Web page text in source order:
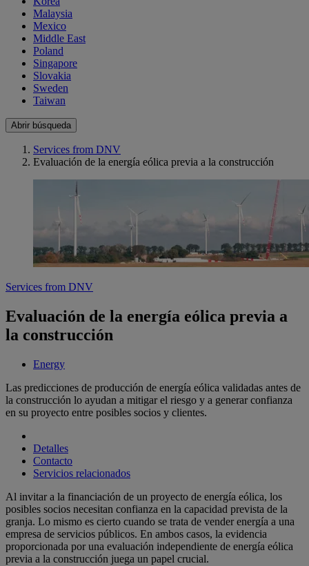
Malaysia
Mexico
Middle East
Poland
Singapore
Slovakia
Sweden
Taiwan
Abrir búsqueda
Services from DNV
Evaluación de la energía eólica previa a la construcción
Services from DNV
Evaluación de la energía eólica previa a
la construcción
Energy
Las predicciones de producción de energía eólica validadas antes de
la construcción lo ayudan a mitigar el riesgo y a generar confianza
en su proyecto entre posibles socios y clientes.
Detalles
Contacto
Servicios relacionados
Al invitar a la financiación de un proyecto de energía eólica, los
posibles socios necesitan confianza en la capacidad prevista de la
granja. Lo mismo es cierto cuando se trata de vender energía a una
empresa de servicios públicos. En ambos casos, la evidencia
proporcionada por una evaluación independiente de energía eólica
previa a la construcción juega un papel crucial.